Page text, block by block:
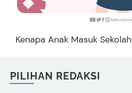
Kenapa Anak Masuk
PILIHAN REDAKSI